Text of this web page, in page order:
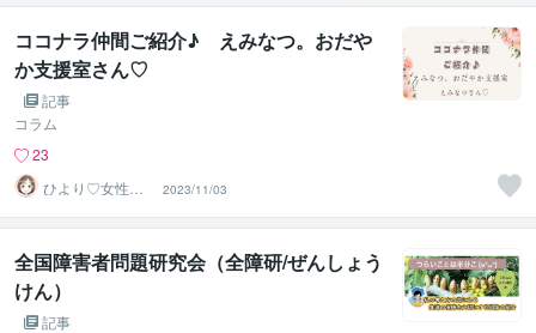
ココナラ仲間ご紹介♪ えみなつ。おだや
か支援室さん♡
記事
コラム
23
ひより♡女性の
お悩み相談室
2023/11/03
全国障害者問題研究会（全障研/ぜんしょう
けん）
記事